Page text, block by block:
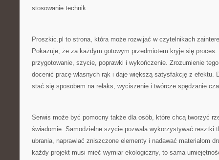
stosowanie technik.
Proszkic.pl to strona, która może rozwijać w czytelnikach
Pokazuje, że za każdym gotowym przedmiotem kryje się proces:
przygotowanie, szycie, poprawki i wykończenie. Zrozumienie
docenić pracę własnych rąk i daje większą satysfakcję z efektu.
stać się sposobem na relaks, wyciszenie i twórcze spędzanie
Serwis może być pomocny także dla osób, które chcą tworzyć
świadomie. Samodzielne szycie pozwala wykorzystywać resztki
ubrania, naprawiać zniszczone elementy i nadawać materiałom
każdy projekt musi mieć wymiar ekologiczny, to sama